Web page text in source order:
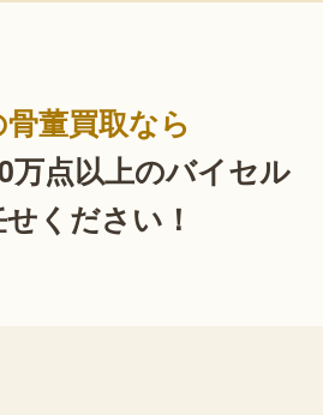
董買取なら
万点以上のバイセル
ください！